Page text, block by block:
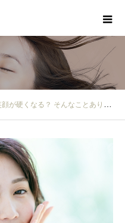
が硬くなる？ そんなことありません！ボトックスQ&Aで疑問を解消